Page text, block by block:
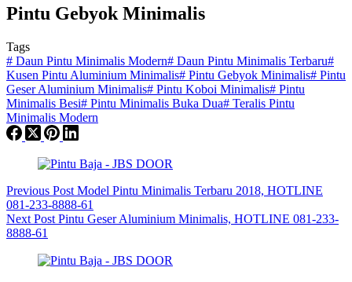
Pintu Gebyok Minimalis
Tags
# Daun Pintu Minimalis Modern# Daun Pintu Minimalis Terbaru#
Kusen Pintu Aluminium Minimalis# Pintu Gebyok Minimalis# Pintu
Geser Aluminium Minimalis# Pintu Koboi Minimalis# Pintu
Minimalis Besi# Pintu Minimalis Buka Dua# Teralis Pintu
Minimalis Modern
Previous Post Model Pintu Minimalis Terbaru 2018, HOTLINE
081-233-8888-61
Next Post Pintu Geser Aluminium Minimalis, HOTLINE 081-233-
8888-61